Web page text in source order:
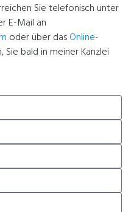
Sie telefonisch unter
E-Mail an
oder über dasOnline-
Sie bald in meiner Kanzlei